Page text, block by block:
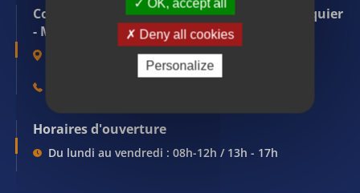
Communauté de communes Pays de Forcalquier
- Montagne de Lure
1, Place du Bourguet - 04 301 FORCALQUIER
Horaires d'ouverture
Du lundi au vendredi : 08h-12h / 13h - 17h
OK, accept all
Deny all cookies
Personalize